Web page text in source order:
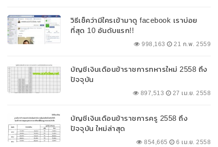
วิธีเช็คว่ามีใครเข้ามาดู facebook เราบ่อย
ที่สุด 10 อันดับแรก!!
998,163 21 ก.พ. 2559
บัญชีเงินเดือนข้าราชการทหารใหม่ 2558 ถึง
ปัจจุบัน
897,513 27 เม.ย. 2558
บัญชีเงินเดือนข้าราชการครู 2558 ถึง
ปัจจุบัน ใหม่ล่าสุด
854,665 6 เม.ย. 2558